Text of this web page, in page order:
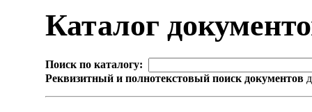
Каталог
Поиск по каталогу:
Реквизитный и полнотекстовый поиск документов